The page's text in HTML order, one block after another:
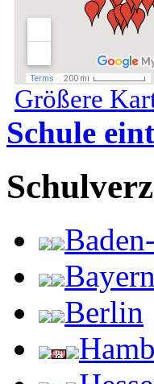
Größere
Schule
Bayern
Berlin